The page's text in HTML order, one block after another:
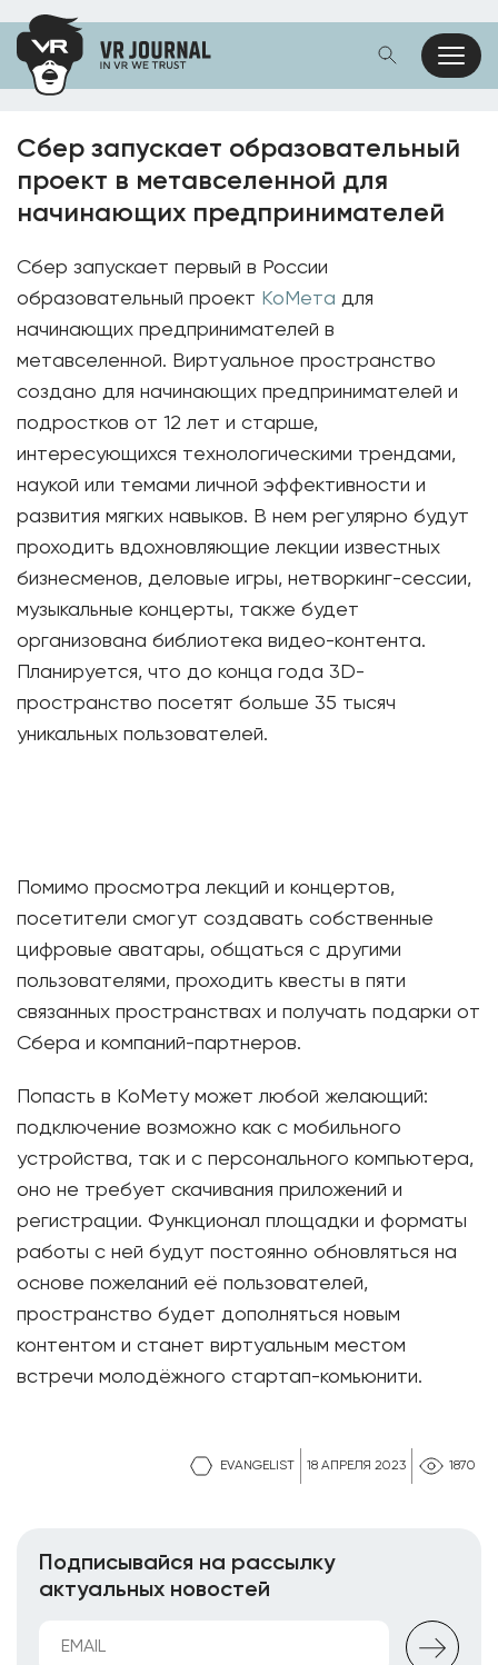
EVANGELIST 18 АПРЕЛЯ 2023 1870
Сбер запускает образовательный
проект в метавселенной для
начинающих предпринимателей
Сбер запускает первый в России
образовательный проект КоМета для
начинающих предпринимателей в
метавселенной. Виртуальное пространство
создано для начинающих предпринимателей и
подростков от 12 лет и старше,
интересующихся технологическими трендами,
наукой или темами личной эффективности и
развития мягких навыков. В нем регулярно будут
проходить вдохновляющие лекции известных
бизнесменов, деловые игры, нетворкинг-сессии,
музыкальные концерты, также будет
организована библиотека видео-контента.
Планируется, что до конца года 3D-
пространство посетят больше 35 тысяч
уникальных пользователей.
Помимо просмотра лекций и концертов,
посетители смогут создавать собственные
цифровые аватары, общаться с другими
пользователями, проходить квесты в пяти
связанных пространствах и получать подарки от
Сбера и компаний-партнеров.
Попасть в КоМету может любой желающий:
подключение возможно как с мобильного
устройства, так и с персонального компьютера,
оно не требует скачивания приложений и
регистрации. Функционал площадки и форматы
работы с ней будут постоянно обновляться на
основе пожеланий её пользователей,
пространство будет дополняться новым
контентом и станет виртуальным местом
встречи молодёжного стартап-комьюнити.
Подписывайся на рассылку
актуальных новостей